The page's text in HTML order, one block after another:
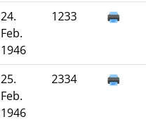
24.
Feb.
1946
1233
25.
Feb.
1946
2334